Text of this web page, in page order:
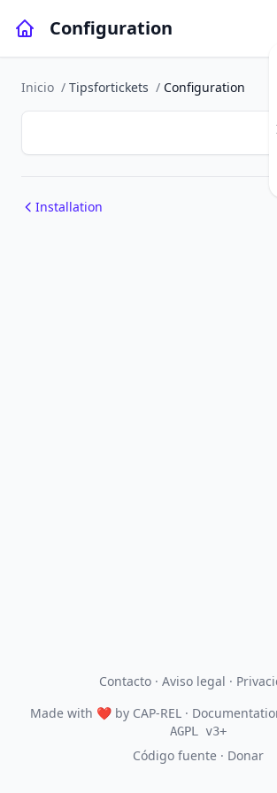
Configuration
Inicio / Tipsfortickets / Configuration
Installation
Contacto· Aviso legal ·
Made with ❤by CAP-REL·
AGPL v3+
Código fuente · Donar